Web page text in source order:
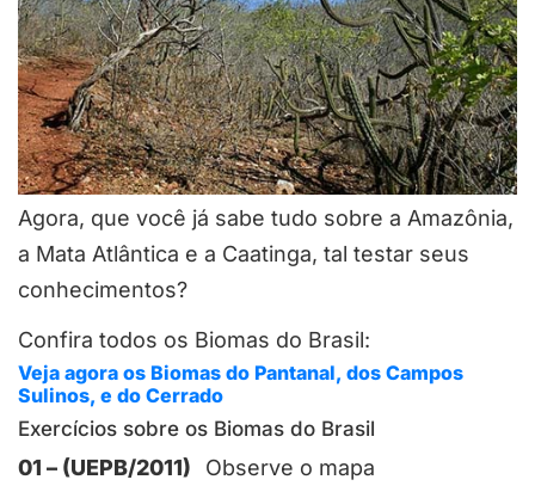
Agora, que você já sabe tudo sobre a Amazônia,
a Mata Atlântica e a Caatinga, tal testar seus
conhecimentos?
Confira todos os Biomas do Brasil:
Veja agora os Biomas do Pantanal, dos Campos
Sulinos, e do Cerrado
Exercícios sobre os Biomas do Brasil
01 – (UEPB/2011) Observe o mapa